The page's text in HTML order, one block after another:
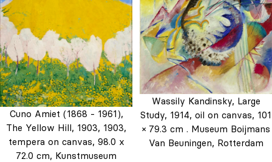
Cuno Amiet (1868 - 1961),
The Yellow Hill, 1903, 1903,
tempera on canvas, 98.0 x
72.0 cm, Kunstmuseum
Wassily Kandinsky, Large
Study, 1914, oil on canvas, 101
× 79.3 cm . Museum Boijmans
Van Beuningen, Rotterdam